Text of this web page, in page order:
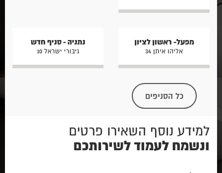
מפעל- ראשון לציון
אליהו איתן 34
נתניה - סניף חדש
גיבורי ישראל 10
כל הסניפים
למידע נוסף השאירו פרטים
ונשמח לעמוד לשירותכם